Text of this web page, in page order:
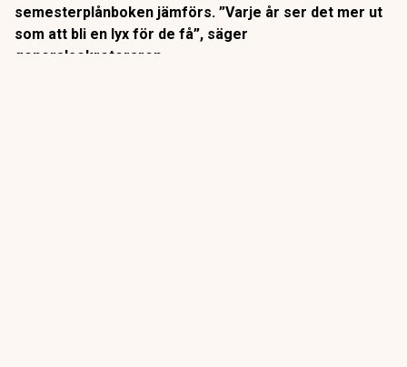
semesterplånboken jämförs. ”Varje år ser det mer ut
som att bli en lyx för de få”, säger
generalsekreteraren.